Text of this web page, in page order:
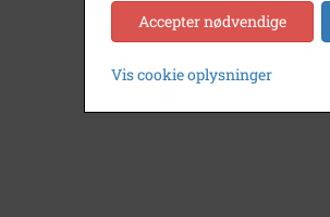
Accepter nødvendige
Vis cookie oplysninger